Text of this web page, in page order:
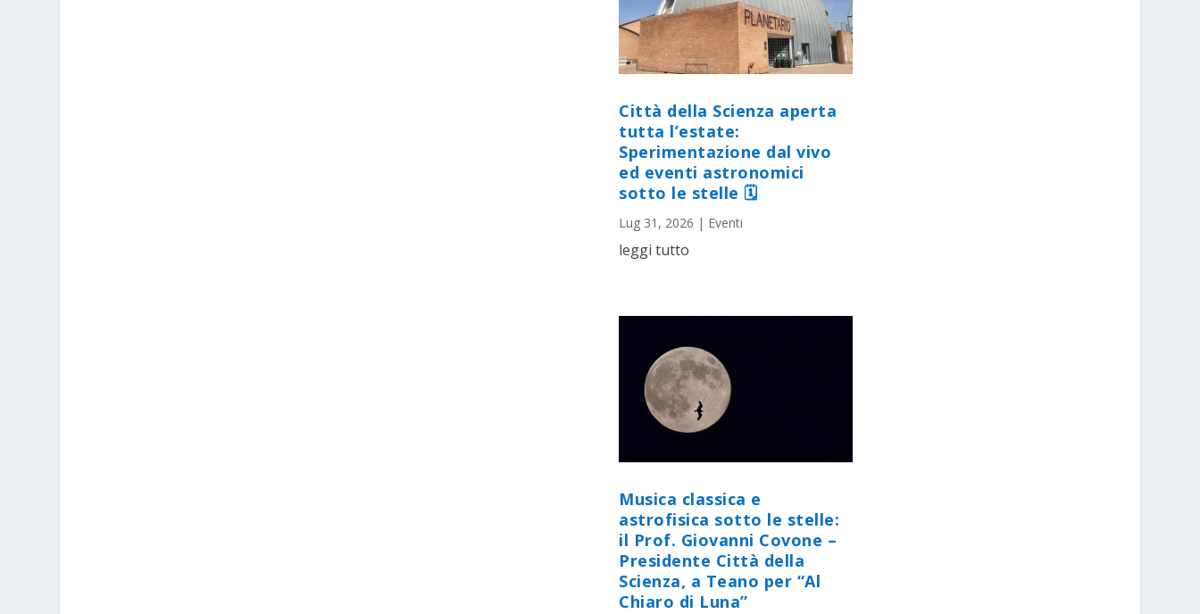
Città della Scienza aperta
tutta l’estate:
Sperimentazione dal vivo
ed eventi astronomici
sotto le stelle 🗓
Lug 31, 2026 | Eventi
leggi tutto
Musica classica e
astrofisica sotto le stelle:
il Prof. Giovanni Covone –
Presidente Città della
Scienza, a Teano per “Al
Chiaro di Luna”